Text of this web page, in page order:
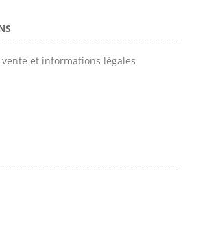
et informations légales